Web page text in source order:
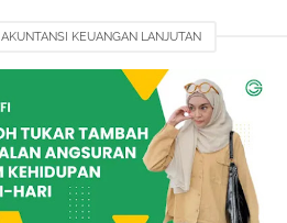
AKUNTANSI KEUANGAN LANJUTAN